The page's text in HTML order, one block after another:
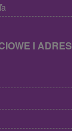
I ADRES